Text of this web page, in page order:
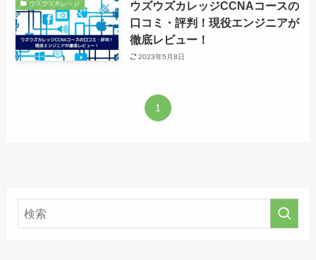
ウズウズカレッジ
ウズウズカレッジCCNAコースの
口コミ・評判！現役エンジニアが
徹底レビュー！
2023年5月8日
1